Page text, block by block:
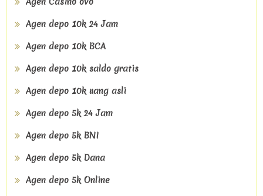
Agen depo 10k 24 Jam
Agen depo 10k BCA
Agen depo 10k saldo gratis
Agen depo 10k uang asli
Agen depo 5k 24 Jam
Agen depo 5k BNI
Agen depo 5k Dana
Agen depo 5k Online